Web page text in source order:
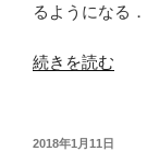
るようになる．
“鬼
嫁
続きを読む
投
2018年1月11日